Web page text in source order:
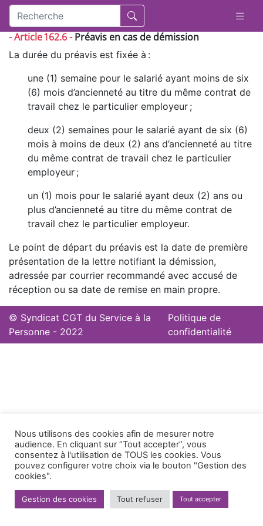
- Article 162.6 -Préavis en cas de démission
La durée du préavis est fixée à :
une (1) semaine pour le salarié ayant moins de six
(6) mois d’ancienneté au titre du même contrat de
travail chez le particulier employeur ;
deux (2) semaines pour le salarié ayant de six (6)
mois à moins de deux (2) ans d’ancienneté au titre
du même contrat de travail chez le particulier
employeur ;
un (1) mois pour le salarié ayant deux (2) ans ou
plus d’ancienneté au titre du même contrat de
travail chez le particulier employeur.
Le point de départ du préavis est la date de première
présentation de la lettre notifiant la démission,
adressée par courrier recommandé avec accusé de
réception ou sa date de remise en main propre.
© Syndicat CGT du Service à la
Personne - 2022
Politique de
confidentialité
Nous utilisons des cookies afin de mesurer notre
audience. En cliquant sur “Tout accepter”, vous
consentez à l'utilisation de TOUS les cookies. Vous
pouvez configurer votre choix via le bouton "Gestion des
cookies".
Gestion des cookies Tout refuser Tout accepter